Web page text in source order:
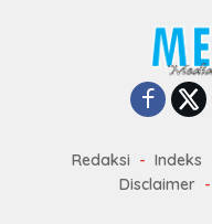
Redaksi Indeks
Disclaimer